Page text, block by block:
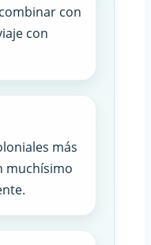
con
con
más
muchísimo